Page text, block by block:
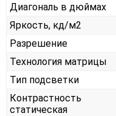
Диагональ в дюймах
Яркость, кд/м2
Разрешение
Технология матрицы
Тип подсветки
Контрастность
статическая